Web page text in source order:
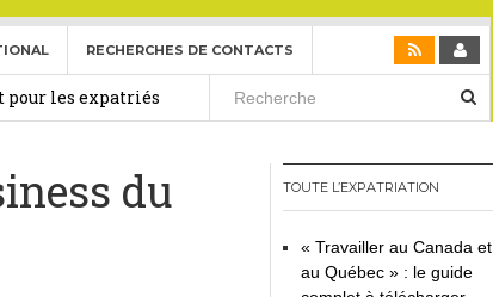
RECHERCHES DE CONTACTS
27 février 2026
les expatriés
du
TOUTE L’EXPATRIATION
« Travailler au Canada et
au Québec » : le guide